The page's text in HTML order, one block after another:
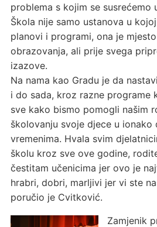
problema s kojim se susrećemo
Škola nije samo ustanova u
planovi i programi, ona je
obrazovanja, ali prije svega
izazove.
Na nama kao Gradu je da
i do sada, kroz razne programe
sve kako bismo pomogli našim
školovanju svoje djece u ionako
vremenima. Hvala svim
školu kroz sve ove godine,
čestitam učenicima jer ovo je
hrabri, dobri, marljivi jer vi ste
poručio je Cvitković.
Zamjenik